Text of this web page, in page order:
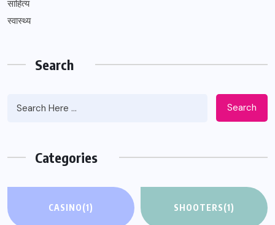
साहित्य
स्वास्थ्य
Search
Search
Categories
CASINO(1) SHOOTERS(1)